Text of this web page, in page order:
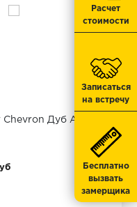
43
класс
Дуб Антарес
Расчет
стоимости
Записаться
на встречу
Бесплатно
вызвать
замерщика